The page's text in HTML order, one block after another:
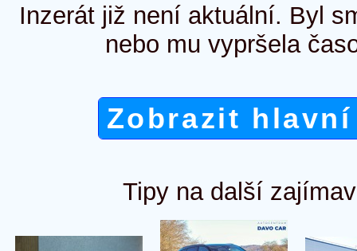
Inzerát již není aktuální. Byl
nebo mu vypršela
Zobrazit
Tipy na další